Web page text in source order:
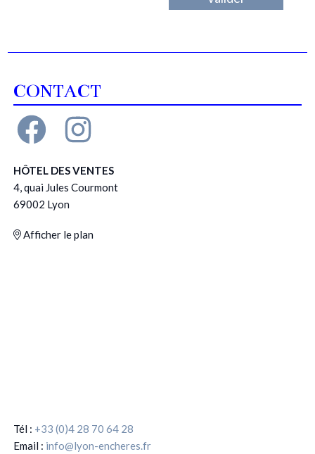
CONTACT
HÔTEL DES VENTES
4, quai Jules Courmont
69002 Lyon
Afficher le plan
Tél : +33 (0)4 28 70 64 28
Email : info@lyon-encheres.fr